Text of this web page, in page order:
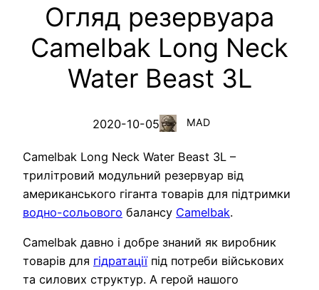
Огляд резервуара
Camelbak Long Neck
Water Beast 3L
2020-10-05 MAD
Camelbak Long Neck Water Beast 3L –
трилітровий модульний резервуар від
американського гіганта товарів для підтримки
водно-сольового балансу Camelbak.
Camelbak давно і добре знаний як виробник
товарів для гідратаціїпід потреби військових
та силових структур. А герой нашого